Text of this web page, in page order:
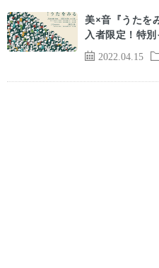
2022.04.15
美×音『うたを
入者限定！特